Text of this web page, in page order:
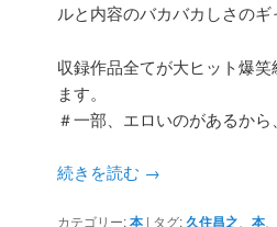
ルと内容のバカバカしさの
収録作品全てが大ヒット爆
ます。
＃一部、エロいのがあるか
続きを読む →
カテゴリー:本 | タグ:久住昌之 本